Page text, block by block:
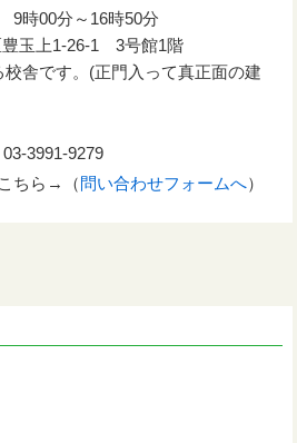
時00分～16時50分
豊玉上1-26-1 3号館1階
舎です。(正門入って真正面の建
3991-9279
ちら→（問い合わせフォームへ）